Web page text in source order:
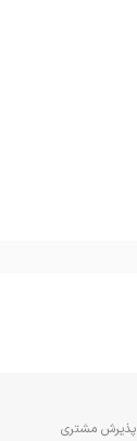
پذیرش مشتری